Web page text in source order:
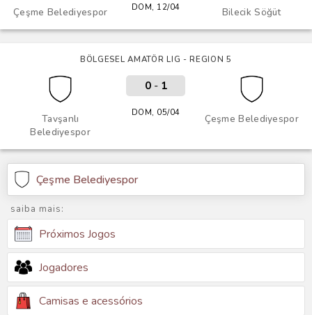
Çeşme Belediyespor Bilecik Söğüt
DOM, 12/04
BÖLGESEL AMATÖR LIG - REGION 5
Tavşanlı
Belediyespor
Çeşme Belediyespor
0- 1
DOM, 05/04
Çeşme Belediyespor
saiba mais:
Próximos Jogos
Jogadores
Camisas e acessórios